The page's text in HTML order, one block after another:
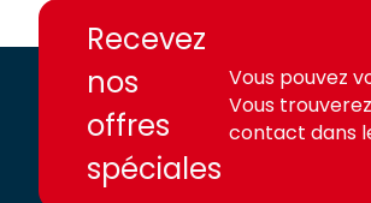
access.fr
access.fr
Recevez
nos
offres
spéciales
Vous pouvez
Vous
contact dans